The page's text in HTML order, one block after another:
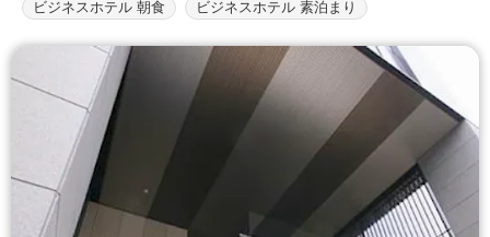
ビジネスホテル 朝食 ビジネスホテル 素泊まり